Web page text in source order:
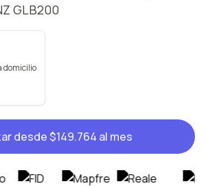
GLB200
domicilio
desde$149.764 al mes